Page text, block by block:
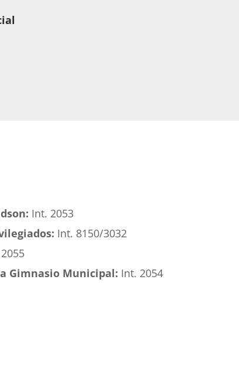
Int. 2053
Int. 8150/3032
Gimnasio Municipal: Int. 2054